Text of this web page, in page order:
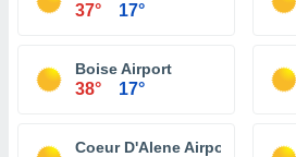
37° 17°
Boise Airport
38° 17°
Coeur D'Alene Airport